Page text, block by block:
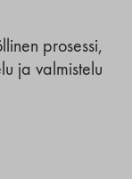
prosessi,
ja valmistelu